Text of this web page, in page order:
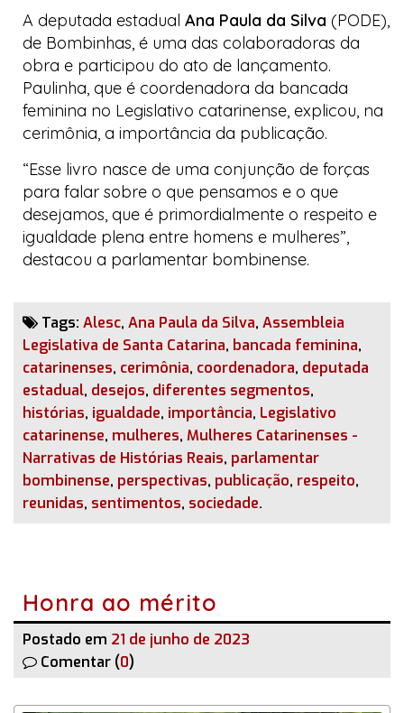
A deputada estadual Ana Paula da Silva (PODE),
de Bombinhas, é uma das colaboradoras da
obra e participou do ato de lançamento.
Paulinha, que é coordenadora da bancada
feminina no Legislativo catarinense, explicou, na
cerimônia, a importância da publicação.
“Esse livro nasce de uma conjunção de forças
para falar sobre o que pensamos e o que
desejamos, que é primordialmente o respeito e
igualdade plena entre homens e mulheres”,
destacou a parlamentar bombinense.
Tags: Alesc, Ana Paula da Silva, Assembleia
Legislativa de Santa Catarina, bancada feminina,
catarinenses, cerimônia, coordenadora, deputada
estadual, desejos, diferentes segmentos,
histórias, igualdade, importância, Legislativo
catarinense, mulheres, Mulheres Catarinenses -
Narrativas de Histórias Reais, parlamentar
bombinense, perspectivas, publicação, respeito,
reunidas, sentimentos, sociedade.
Honra ao mérito
Postado em 21 de junho de 2023
Comentar (0)